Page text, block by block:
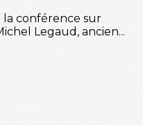
conférence sur
Legaud, ancien...